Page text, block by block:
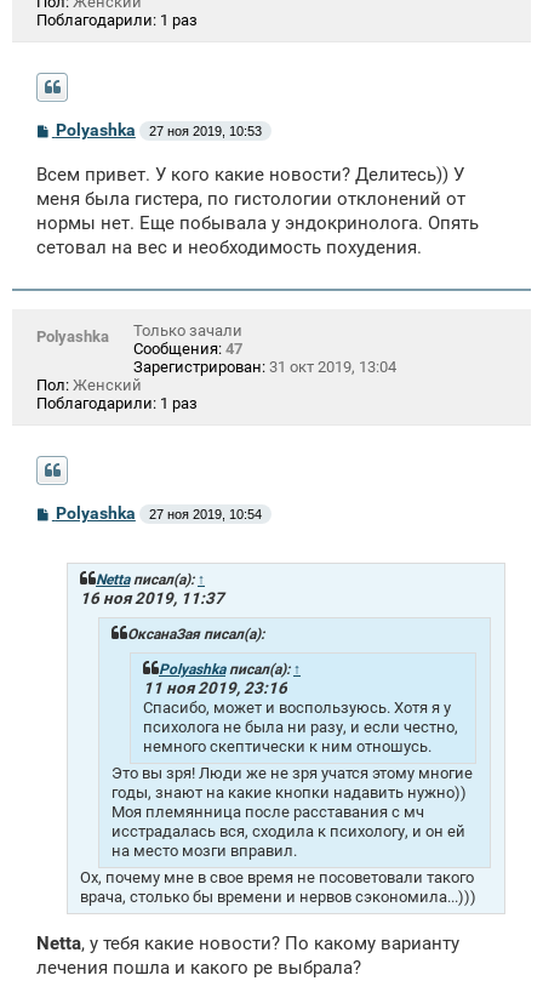
Поблагодарили: 1 раз
С
о
б
щ
н
и
Polyashka 27 ноя 2019, 10:53
Всем привет. У кого какие новости? Делитесь)) У
меня была гистера, по гистологии отклонений от
нормы нет. Еще побывала у эндокринолога. Опять
сетовал на вес и необходимость похудения.
Polyashka
Только зачали
Сообщения: 47
Зарегистрирован: 31 окт 2019, 13:04
Пол: Женский
Поблагодарили: 1 раз
С
о
Polyashka 27 ноя 2019, 10:54
Nettaписал(а): ↑
16 ноя 2019, 11:37
ОксанаЗая писал(а):
Polyashkaписал(а): ↑
11 ноя 2019, 23:16
Спасибо, может и воспользуюсь. Хотя я у
психолога не была ни разу, и если честно,
немного скептически к ним отношусь.
Это вы зря! Люди же не зря учатся этому многие
годы, знают на какие кнопки надавить нужно))
Моя племянница после расставания с мч
исстрадалась вся, сходила к психологу, и он ей
на место мозги вправил.
Ох, почему мне в свое время не посоветовали такого
врача, столько бы времени и нервов сэкономила...)))
Netta, у тебя какие новости? По какому варианту
лечения пошла и какого ре выбрала?